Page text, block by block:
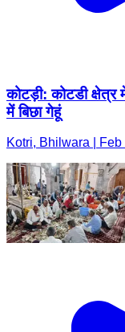
कोटड़ी: कोटडी
में बिछा गेहूं
Kotri, Bhilwara |